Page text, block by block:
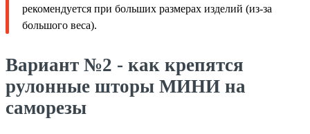
рекомендуется при больших размерах изделий (из-за
большого веса).
Вариант №2 - как крепятся
рулонные шторы МИНИ на
саморезы